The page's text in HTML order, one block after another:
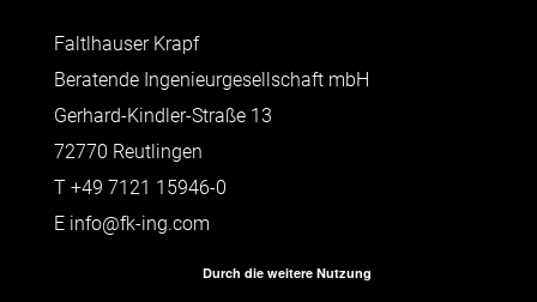
Faltlhauser Krapf
Beratende Ingenieurgesellschaft mbH
Gerhard-Kindler-Straße 13
72770 Reutlingen
T +49 7121 15946-0
E info@fk-ing.com
Durch die weitere Nutzung